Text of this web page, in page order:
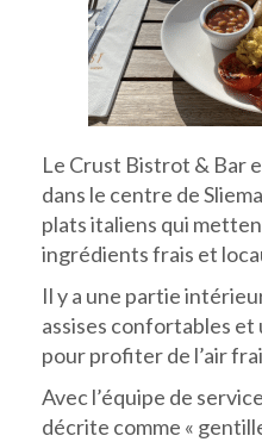
Le Crust Bistrot & Bar
dans le centre de
plats italiens qui
ingrédients frais et
Il y a une partie
assises confortables
pour profiter de l’air
Avec l’équipe de
décrite comme «